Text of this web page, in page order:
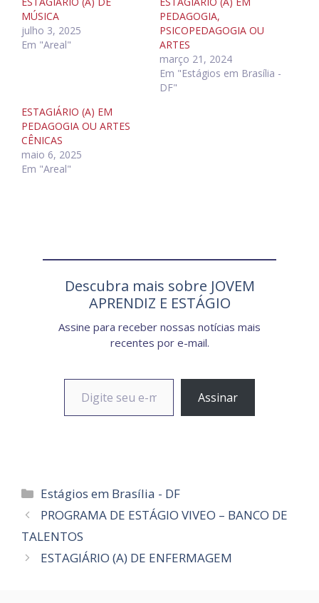
MÚSICA
julho 3, 2025
Em "Areal"
PEDAGOGIA,
PSICOPEDAGOGIA OU
ARTES
março 21, 2024
Em "Estágios em Brasília -
DF"
ESTAGIÁRIO (A) EM
PEDAGOGIA OU ARTES
CÊNICAS
maio 6, 2025
Em "Areal"
Descubra mais sobre JOVEM
APRENDIZ E ESTÁGIO
Assine para receber nossas notícias mais
recentes por e-mail.
Digite seu e-mail…
Assinar
Categorias
Estágios em Brasília - DF
PROGRAMA DE ESTÁGIO VIVEO – BANCO DE
TALENTOS
ESTAGIÁRIO (A) DE ENFERMAGEM